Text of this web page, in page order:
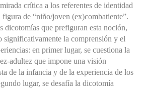
crítica a los referentes de identidad
figura de “niño/joven (ex)combatiente”.
dicotomías que prefiguran esta noción,
significativamente la comprensión y el
en primer lugar, se cuestiona la
adultez que impone una visión
de la infancia y de la experiencia de los
lugar, se desafía la dicotomía